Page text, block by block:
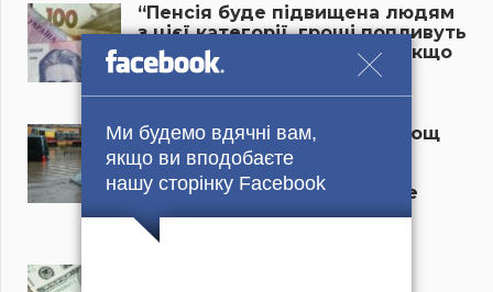
Ми будемо вдячні вам,
якщо ви вподобаєте
нашу сторінку Facebook
“Пенсія буде підвищена людям
з цієї категорії, гроші попливуть
рікою”: виплати зростуть, якщо
ви належете до цієї групи
22 Березня, 2025
Потужна злива і могутній дощ
хлинуть на авто і дороги,
прогноз налякав самих
синоптиків: куди завтра пре
мороз і снігопад?
22 Березня, 2025